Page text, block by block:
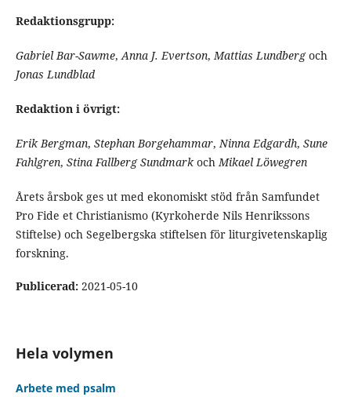
Redaktionsgrupp:
Gabriel Bar-Sawme,Anna J. Evertson,Mattias Lundbergoch
Jonas Lundblad
Redaktion i övrigt:
Erik Bergman, Stephan Borgehammar,Ninna Edgardh, Sune
Fahlgren, Stina Fallberg SundmarkochMikael Löwegren
Årets årsbok ges ut med ekonomiskt stöd från Samfundet
Pro Fide et Christianismo (Kyrkoherde Nils Henrikssons
Stiftelse) och Segelbergska stiftelsen för liturgivetenskaplig
forskning.
Publicerad: 2021-05-10
Hela volymen
Arbete med psalm